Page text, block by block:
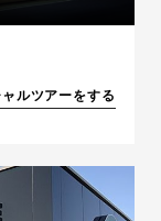
ルツアーをする